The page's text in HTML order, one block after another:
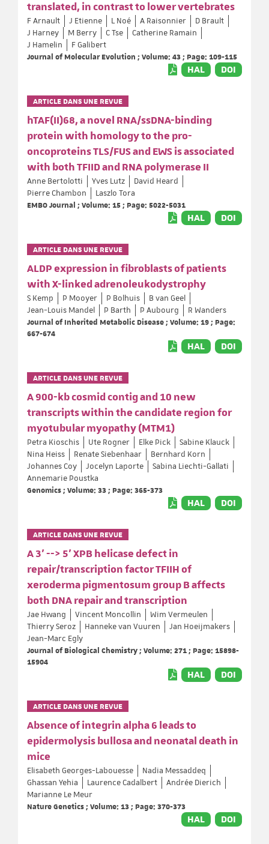
translated, in contrast to lower vertebrates
F Arnault J Etienne L Noé A Raisonnier
D Brault
J Harney
M Berry C Tse
Catherine Ramain
J Hamelin
F Galibert
Journal of Molecular Evolution ; Volume: 43 ; Page: 109-115
HAL DOI
ARTICLE DANS UNE REVUE
hTAF(II)68, a novel RNA/ssDNA-binding
protein with homology to the pro-
oncoproteins TLS/FUS and EWS is associated
with both TFIID and RNA polymerase II
Anne Bertolotti Yves Lutz
David Heard
Pierre Chambon
Laszlo Tora
EMBO Journal ; Volume: 15 ; Page: 5022-5031
HAL DOI
ARTICLE DANS UNE REVUE
ALDP expression in fibroblasts of patients
with X-linked adrenoleukodystrophy
S Kemp P Mooyer P Bolhuis
B van Geel
Jean-Louis Mandel
P Barth P Aubourg
R Wanders
Journal of Inherited Metabolic Disease ; Volume: 19 ; Page:
667-674
HAL DOI
ARTICLE DANS UNE REVUE
A 900-kb cosmid contig and 10 new
transcripts within the candidate region for
myotubular myopathy (MTM1)
Petra Kioschis Ute Rogner Elke Pick
Sabine Klauck
Nina Heiss
Renate Siebenhaar
Bernhard Korn
Johannes Coy
Jocelyn Laporte
Sabina Liechti-Gallati
Annemarie Poustka
Genomics ; Volume: 33 ; Page: 365-373
HAL DOI
ARTICLE DANS UNE REVUE
A 3' --> 5' XPB helicase defect in
repair/transcription factor TFIIH of
xeroderma pigmentosum group B affects
both DNA repair and transcription
Jae Hwang Vincent Moncollin
Wim Vermeulen
Thierry Seroz
Hanneke van Vuuren
Jan Hoeijmakers
Jean-Marc Egly
Journal of Biological Chemistry ; Volume: 271 ; Page: 15898-
15904
HAL DOI
ARTICLE DANS UNE REVUE
Absence of integrin alpha 6 leads to
epidermolysis bullosa and neonatal death in
mice
Elisabeth Georges-Labouesse
Nadia Messaddeq
Ghassan Yehia
Laurence Cadalbert
Andrée Dierich
Marianne Le Meur
Nature Genetics ; Volume: 13 ; Page: 370-373
HAL DOI